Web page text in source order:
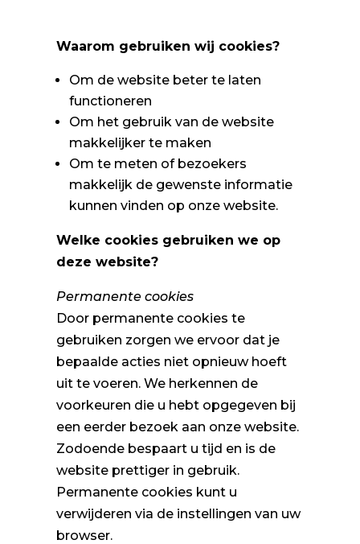
Waarom gebruiken wij cookies?
Om de website beter te laten
functioneren
Om het gebruik van de website
makkelijker te maken
Om te meten of bezoekers
makkelijk de gewenste informatie
kunnen vinden op onze website.
Welke cookies gebruiken we op
deze website?
Permanente cookies
Door permanente cookies te
gebruiken zorgen we ervoor dat je
bepaalde acties niet opnieuw hoeft
uit te voeren. We herkennen de
voorkeuren die u hebt opgegeven bij
een eerder bezoek aan onze website.
Zodoende bespaart u tijd en is de
website prettiger in gebruik.
Permanente cookies kunt u
verwijderen via de instellingen van uw
browser.